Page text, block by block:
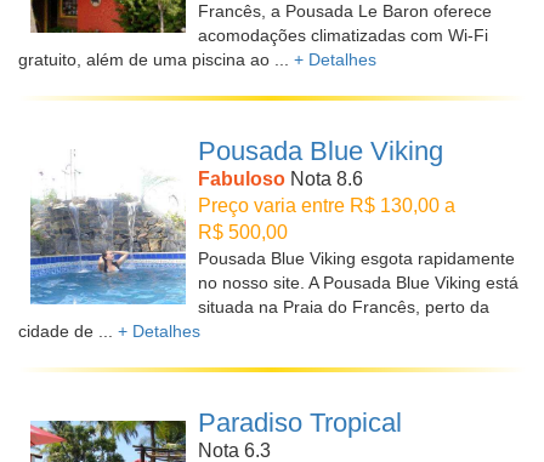
Francês, a Pousada Le Baron oferece
acomodações climatizadas com Wi-Fi
gratuito, além de uma piscina ao ... + Detalhes
Pousada Blue Viking
Fabuloso Nota 8.6
Preço varia entre R$ 130,00 a
R$ 500,00
Pousada Blue Viking esgota rapidamente
no nosso site. A Pousada Blue Viking está
situada na Praia do Francês, perto da
cidade de ... + Detalhes
Paradiso Tropical
Nota 6.3